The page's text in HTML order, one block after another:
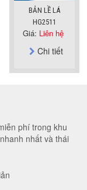
BẢN LỀ LÁ
HG2511
Giá: Liên hệ
Chi tiết
phí trong khu
nhất và thái